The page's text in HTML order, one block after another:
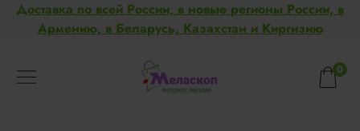
Доставка по всей России, в новые регионы России, в
Армению, в Беларусь, Казахстан и Киргизию
0